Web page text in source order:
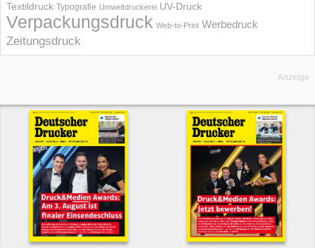
Textildruck Typografie Umweltdruckerei UV-Druck
Verpackungsdruck Web-to-Print Werbedruck
Zeitungsdruck
Anzeige